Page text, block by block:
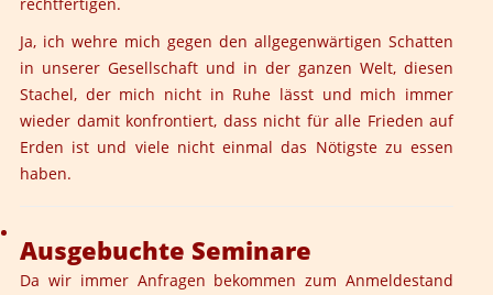
Ja, ich wehre mich gegen den allgegenwärtigen Schatten
in unserer Gesellschaft und in der ganzen Welt, diesen
Stachel, der mich nicht in Ruhe lässt und mich immer
wieder damit konfrontiert, dass nicht für alle Frieden auf
Erden ist und viele nicht einmal das Nötigste zu essen
haben.
Ausgebuchte Seminare
Da wir immer Anfragen bekommen zum Anmeldestand